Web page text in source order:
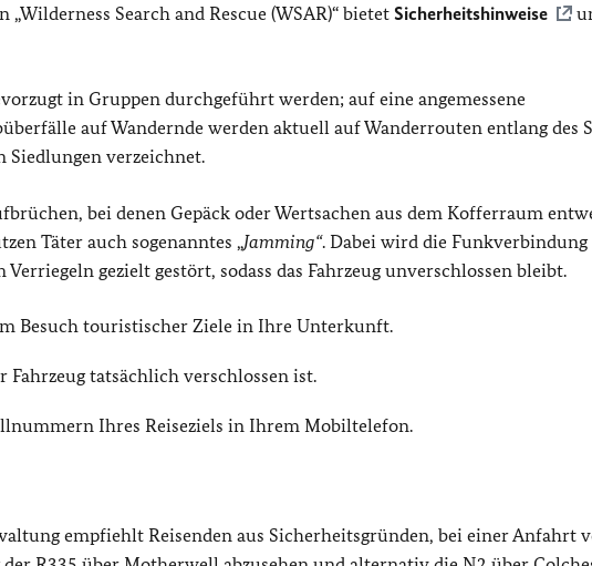
„Wilderness Search and Rescue (WSAR)“ bietet Sicherheitshinweise
in Gruppen durchgeführt werden; auf eine angemessene
auf Wandernde werden aktuell auf Wanderrouten entlang des
verzeichnet.
bei denen Gepäck oder Wertsachen aus dem Kofferraum
Täter auch sogenanntes „Jamming“. Dabei wird die Funkverbindung
gezielt gestört, sodass das Fahrzeug unverschlossen bleibt.
Besuch touristischer Ziele in Ihre Unterkunft.
Fahrzeug tatsächlich verschlossen ist.
Ihres Reiseziels in Ihrem Mobiltelefon.
empfiehlt Reisenden aus Sicherheitsgründen, bei einer Anfahrt